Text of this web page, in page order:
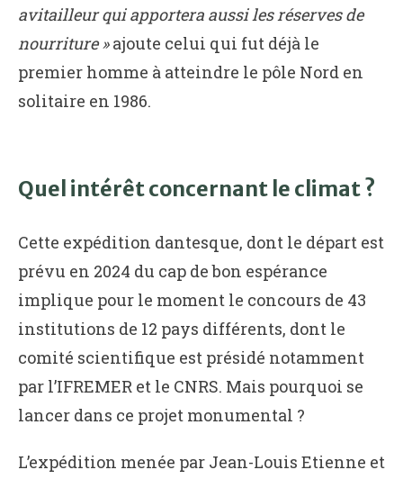
avitailleur qui apportera aussi les réserves de
nourriture »ajoute celui qui fut déjà le
premier homme à atteindre le pôle Nord en
solitaire en 1986.
Quel intérêt concernant le climat ?
Cette expédition dantesque, dont le départ est
prévu en 2024 du cap de bon espérance
implique pour le moment le concours de 43
institutions de 12 pays différents, dont le
comité scientifique est présidé notamment
par l’IFREMER et le CNRS. Mais pourquoi se
lancer dans ce projet monumental ?
L’expédition menée par Jean-Louis Etienne et